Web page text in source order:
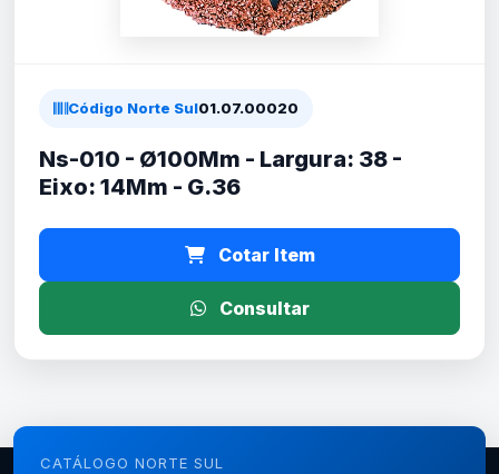
Código Norte Sul01.07.00020
Ns-010 - Ø100Mm - Largura: 38 -
Eixo: 14Mm - G.36
Cotar Item
Consultar
CATÁLOGO NORTE SUL